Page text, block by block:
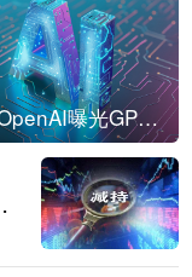
刚刚，OpenAI曝光GPT-6！传10万亿参数，8月强行发布